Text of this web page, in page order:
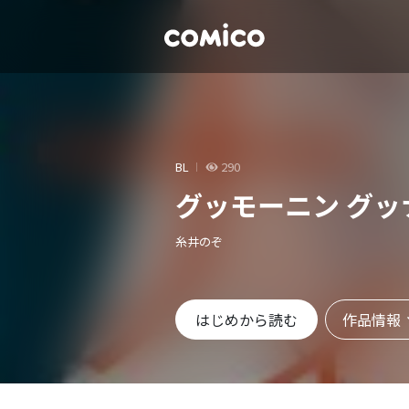
BL 290
グッモーニン グ
糸井のぞ
はじめから読む 作品情報